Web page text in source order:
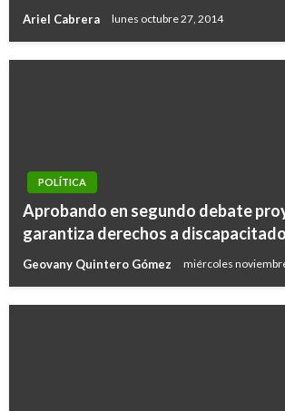
Ariel Cabrera lunes octubre 27, 2014
POLÍTICA
Aprobando en segundo debate
garantiza derechos a
Geovany Quintero Gómez miércoles